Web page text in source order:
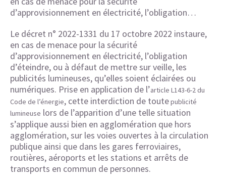
d’approvisionnement en électricité, l’obligation…
Le décret n° 2022-1331 du 17 octobre 2022 instaure,
en cas de menace pour la sécurité
d’approvisionnement en électricité, l’obligation
d’éteindre, ou à défaut de mettre sur veille, les
publicités lumineuses, qu’elles soient éclairées ou
numériques. Prise en application de l’article L143-6-2 du
Code de l’énergie, cette interdiction de toutepublicité
lumineuse lors de l’apparition d’une telle situation
s’applique aussi bien en agglomération que hors
agglomération, sur les voies ouvertes à la circulation
publique ainsi que dans les gares ferroviaires,
routières, aéroports et les stations et arrêts de
transports en commun de personnes.